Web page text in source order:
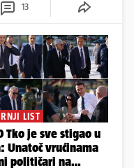
13